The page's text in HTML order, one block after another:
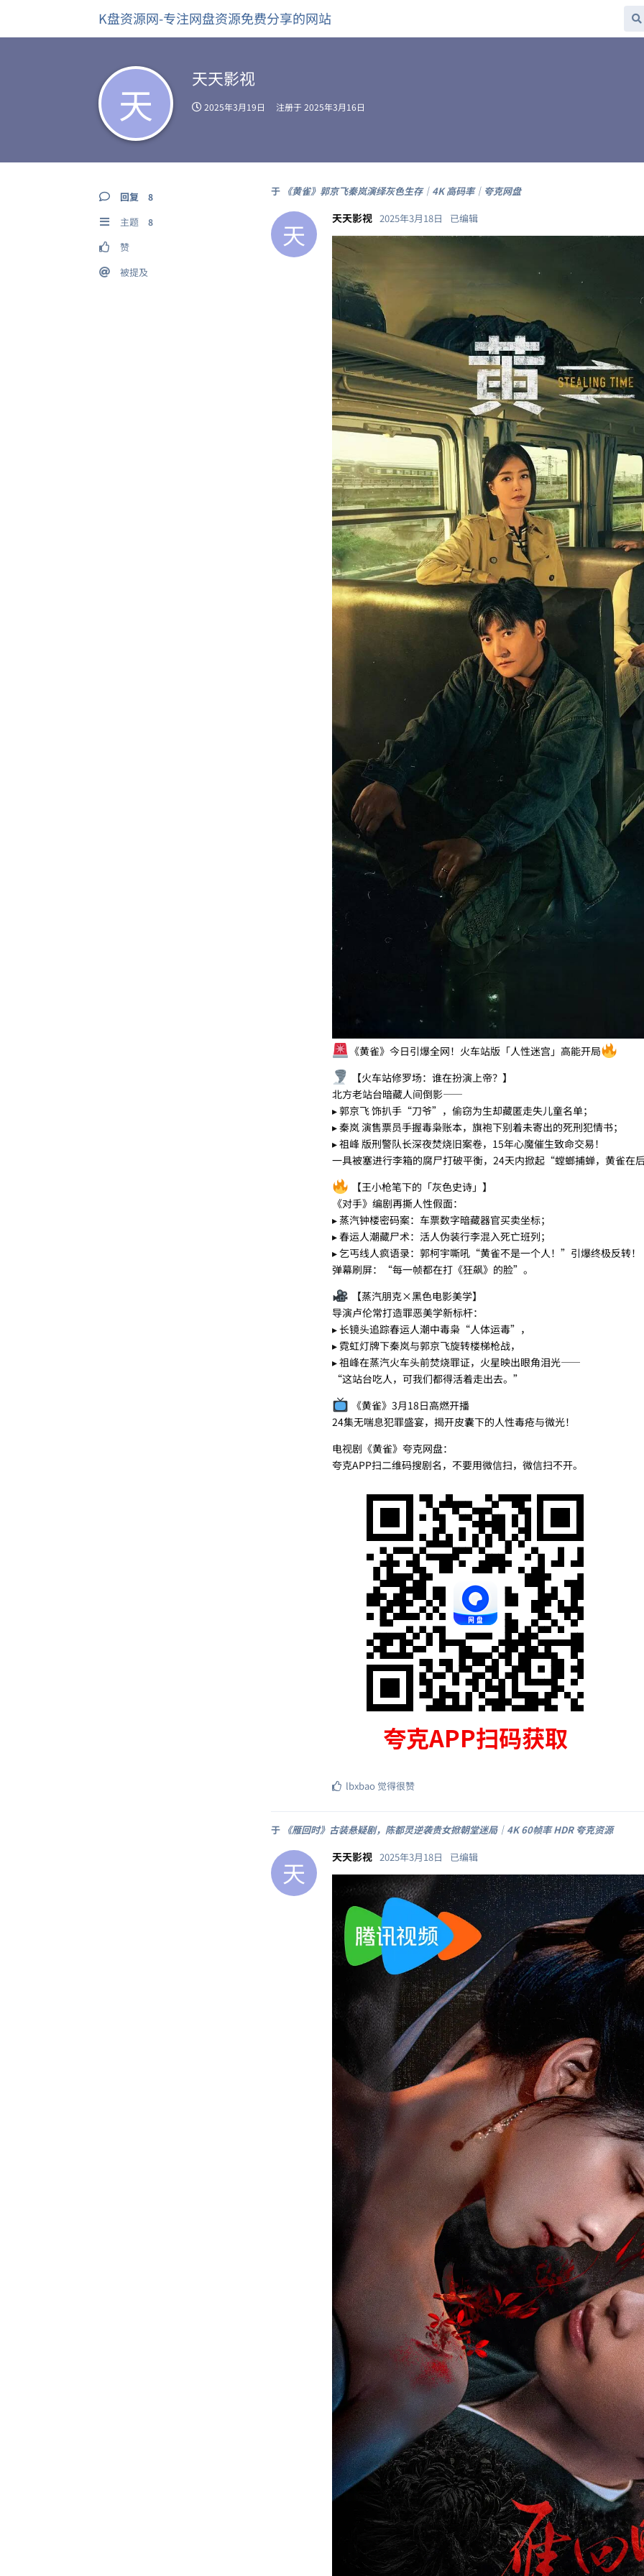
K盘资源网-专注网盘资源免费分享的网站
天
天天影视
2025年3月19日 注册于2025年3月16日
回复 8
主题 8
赞
被提及
于 《黄雀》郭京飞秦岚演绎灰色生存｜4K 高码率｜夸克网盘
天 天天影视 2025年3月18日 已编辑
《黄雀》今日引爆全网！火车站版「人性迷宫」高能开局
【火车站修罗场：谁在扮演上帝？】
北方老站台暗藏人间倒影——
▸ 郭京飞 饰扒手“刀爷”，偷窃为生却藏匿走失儿童名单；
▸ 秦岚 演售票员手握毒枭账本，旗袍下别着未寄出的死刑犯情书；
▸ 祖峰 版刑警队长深夜焚烧旧案卷，15年心魔催生致命交易！
一具被塞进行李箱的腐尸打破平衡，24天内掀起“螳螂捕蝉，黄雀在
【王小枪笔下的「灰色史诗」】
《对手》编剧再撕人性假面：
▸ 蒸汽钟楼密码案：车票数字暗藏器官买卖坐标；
▸ 春运人潮藏尸术：活人伪装行李混入死亡班列；
▸ 乞丐线人疯语录：郭柯宇嘶吼“黄雀不是一个人！”引爆终极反转！
弹幕刷屏：“每一帧都在打《狂飙》的脸”。
【蒸汽朋克×黑色电影美学】
导演卢伦常打造罪恶美学新标杆：
▸ 长镜头追踪春运人潮中毒枭“人体运毒”，
▸ 霓虹灯牌下秦岚与郭京飞旋转楼梯枪战，
▸ 祖峰在蒸汽火车头前焚烧罪证，火星映出眼角泪光——
“这站台吃人，可我们都得活着走出去。”
《黄雀》3月18日高燃开播
24集无喘息犯罪盛宴，揭开皮囊下的人性毒疮与微光！
电视剧《黄雀》夸克网盘：
夸克APP扫二维码搜剧名，不要用微信扫，微信扫不开。
lbxbao 觉得很赞
于 《雁回时》古装悬疑剧，陈都灵逆袭贵女掀朝堂迷局｜4K 60帧率 HDR 夸克资源
天 天天影视 2025年3月18日 已编辑